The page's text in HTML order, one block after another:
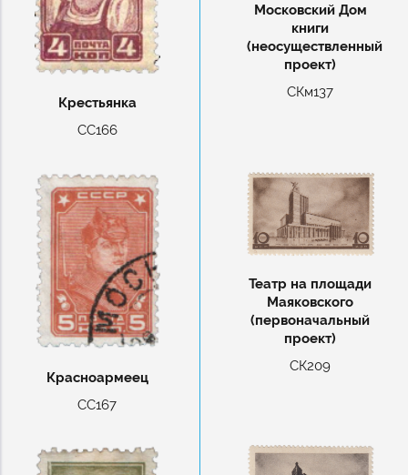
Крестьянка
СС166
Красноармеец
СС167
Московский Дом
книги
(неосуществленный
проект)
СКм137
Театр на площади
Маяковского
(первоначальный
проект)
СК209